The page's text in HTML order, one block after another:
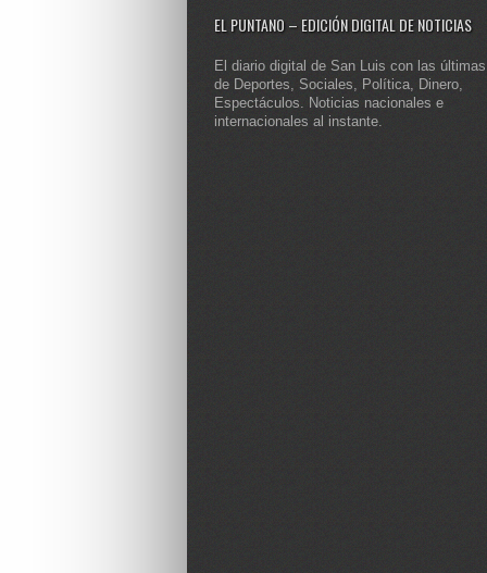
EL PUNTANO – EDICIÓN DIGITAL DE NOTICIAS
El diario digital de San Luis con las
de Deportes, Sociales, Política, Dinero,
Espectáculos. Noticias nacionales e
internacionales al instante.